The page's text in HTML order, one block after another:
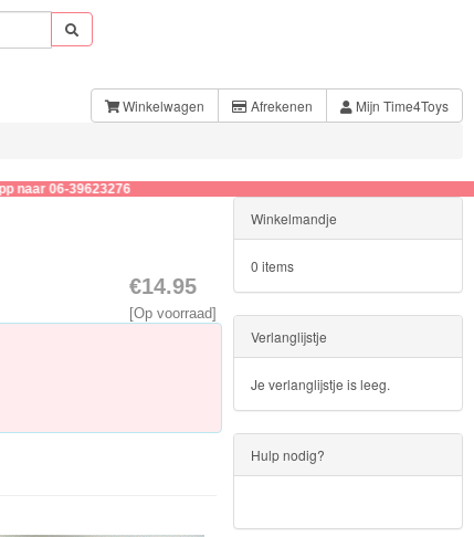
Winkelwagen Afrekenen Mijn Time4Toys
€14.95
[Op voorraad]
Winkelmandje
0 items
Verlanglijstje
Je verlanglijstje is leeg.
Hulp nodig?